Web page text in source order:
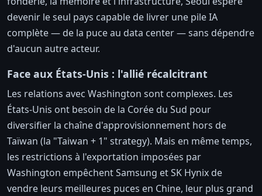
devenir le seul pays capable de livrer une pile IA
complète — de la puce au data center — sans dépendre
d'aucun autre acteur.
Face aux États-Unis : l'allié récalcitrant
Les relations avec Washington sont complexes. Les
États-Unis ont besoin de la Corée du Sud pour
diversifier la chaîne d'approvisionnement hors de
Taïwan (la "Taiwan + 1" strategy). Mais en même temps,
les restrictions à l'exportation imposées par
Washington empêchent Samsung et SK Hynix de
vendre leurs meilleures puces en Chine, leur plus grand